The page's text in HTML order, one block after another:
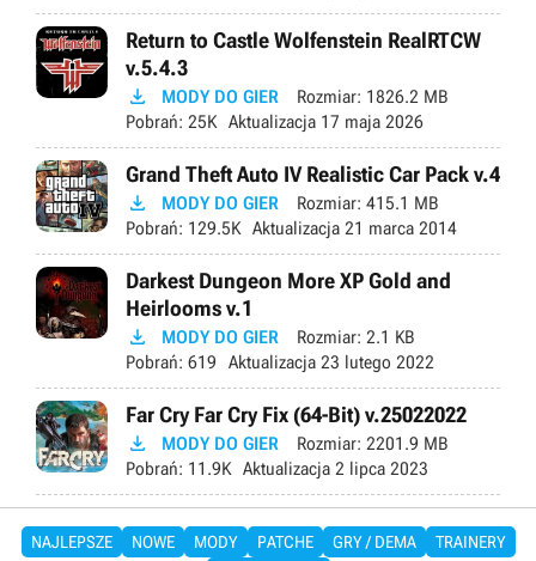
Return to Castle Wolfenstein RealRTCW
v.5.4.3
 MODY DO GIER Rozmiar: 1826.2 MB
Pobrań: 25K Aktualizacja 17 maja 2026
Grand Theft Auto IV Realistic Car Pack v.4
 MODY DO GIER Rozmiar: 415.1 MB
Pobrań: 129.5K Aktualizacja 21 marca 2014
Darkest Dungeon More XP Gold and
Heirlooms v.1
 MODY DO GIER Rozmiar: 2.1 KB
Pobrań: 619 Aktualizacja 23 lutego 2022
Far Cry Far Cry Fix (64-Bit) v.25022022
 MODY DO GIER Rozmiar: 2201.9 MB
Pobrań: 11.9K Aktualizacja 2 lipca 2023
NAJLEPSZE NOWE MODY PATCHE GRY / DEMA
TRAINERY